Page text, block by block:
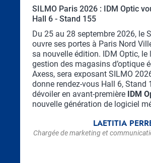
SILMO Paris 2026 : IDM Optic
Hall 6 - Stand 155
Chapo
Du 25 au 28 septembre 2026, le
ouvre ses portes à Paris Nord
sa nouvelle édition. IDM Optic, le
gestion des magasins d’optique
Axess, sera exposant SILMO
donne rendez-vous Hall 6, Stand
dévoiler en avant-première IDM
nouvelle génération de logiciel
LAETITIA
Chargée de marketing et